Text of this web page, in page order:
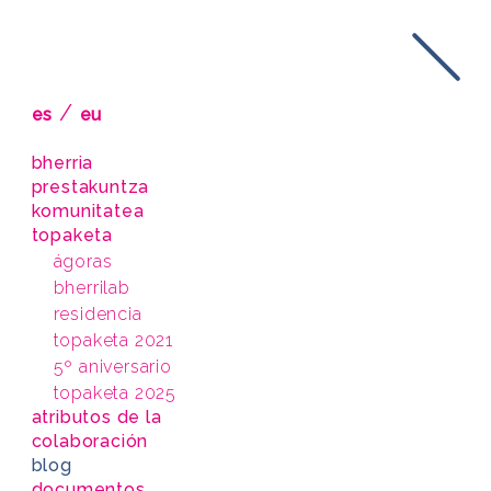
es / eu
bherria
prestakuntza
komunitatea
topaketa
ágoras
bherrilab
residencia
topaketa 2021
5º aniversario
topaketa 2025
atributos de la
colaboración
blog